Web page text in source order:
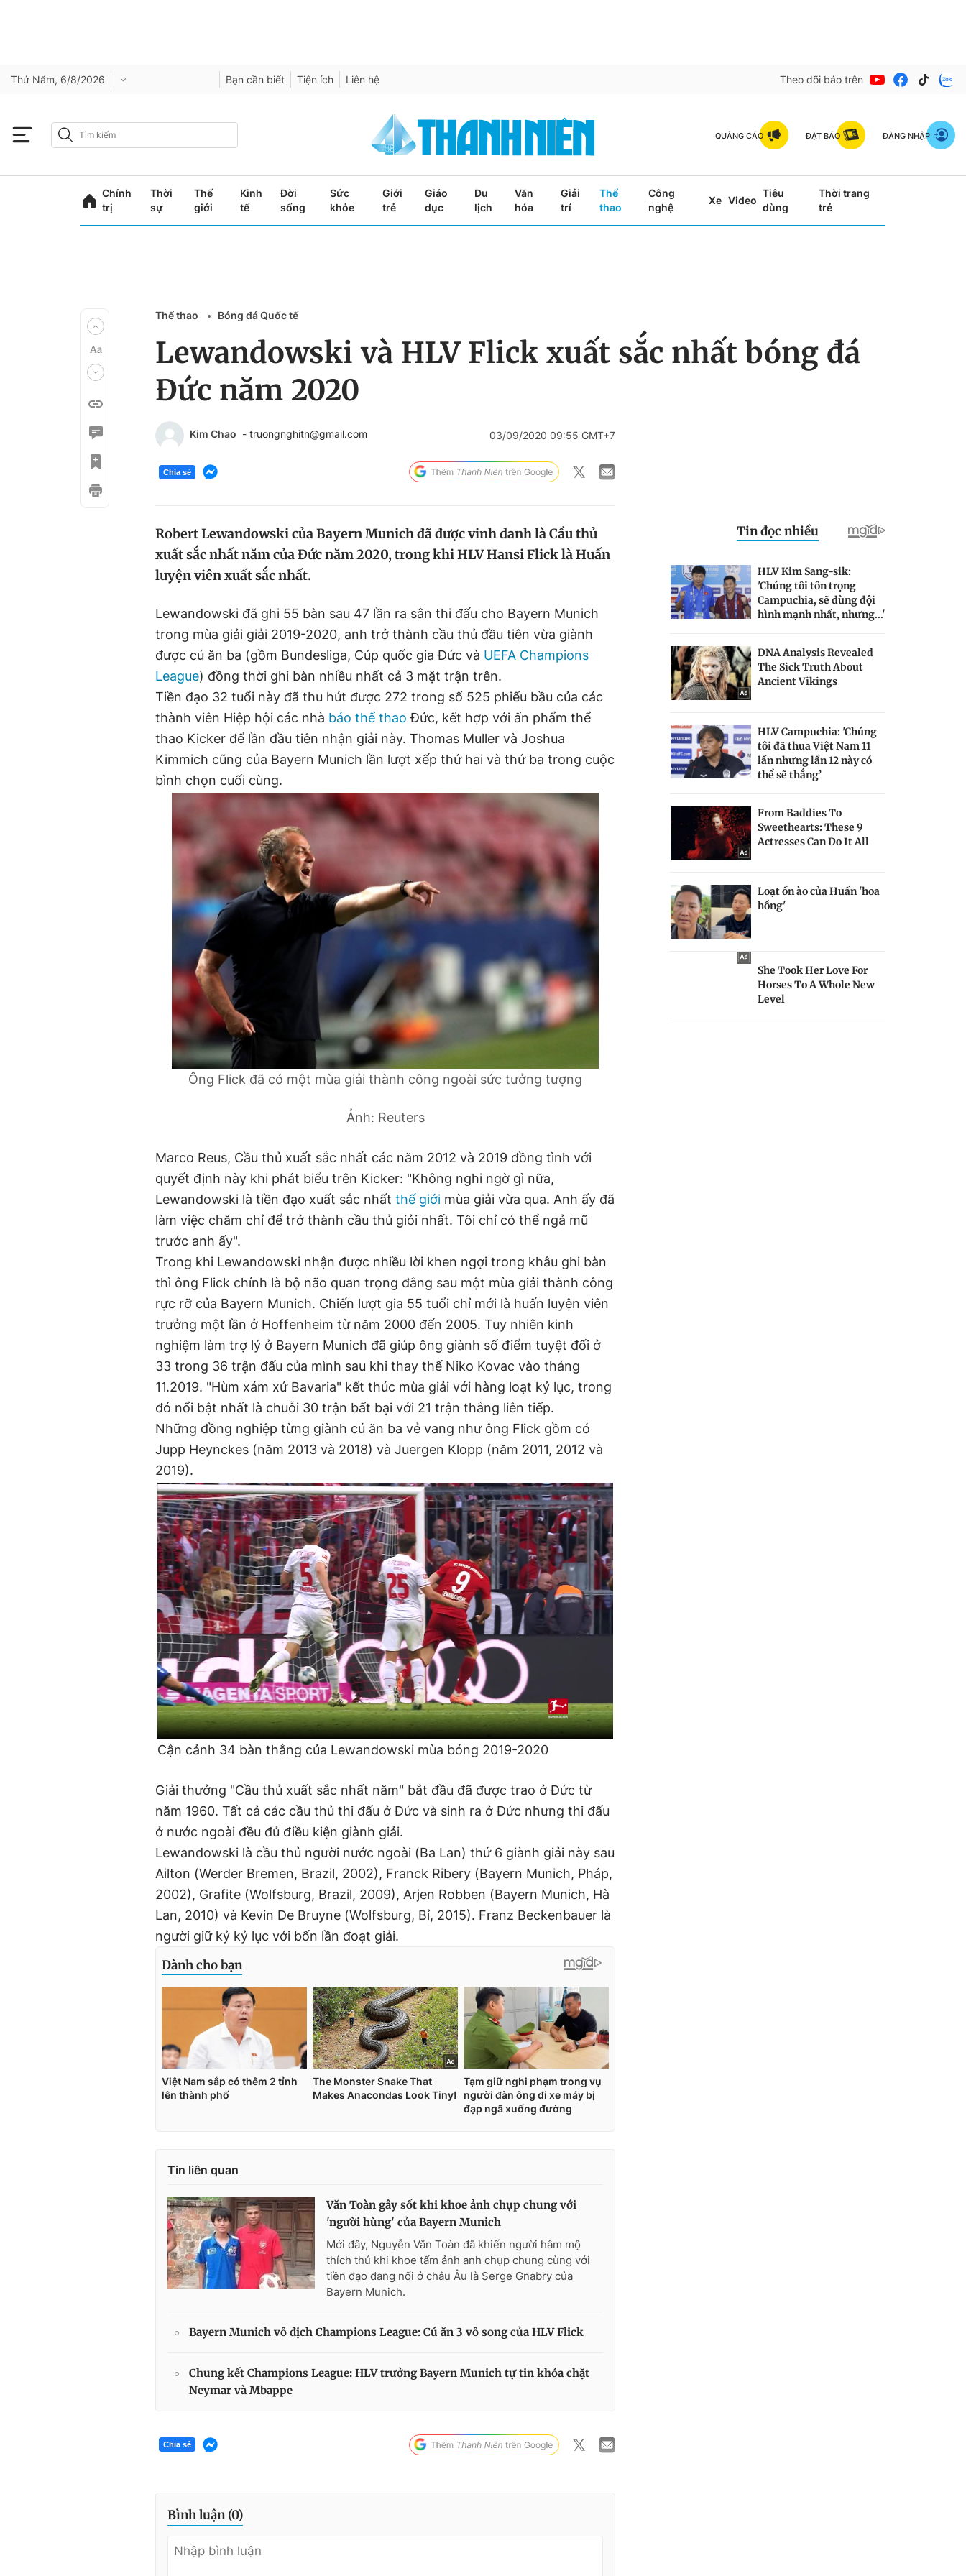
Thứ Năm, 6/8/2026 Bạn cần biết Tiện ích Liên hệ Theo dõi báo trên
QUẢNG CÁO ĐẶT BÁO ĐĂNG NHẬP
Chính
trị
Thời
sự
Thế
giới
Kinh
tế
Đời
sống
Sức
khỏe
Giới
trẻ
Giáo
dục
Du
lịch
Văn
hóa
Giải
trí
Thể
thao
Công
nghệ
Xe Video
Tiêu
dùng
Thời trang
trẻ
Thể thao Bóng đá Quốc tế
Lewandowski và HLV Flick xuất sắc nhất bóng đá
Đức năm 2020
Kim Chao - truongnghitn@gmail.com 03/09/2020 09:55 GMT+7
Chia sẻ
Robert Lewandowski của Bayern Munich đã được vinh danh là Cầu thủ
xuất sắc nhất năm của Đức năm 2020, trong khi HLV Hansi Flick là Huấn
luyện viên xuất sắc nhất.
Lewandowski đã ghi 55 bàn sau 47 lần ra sân thi đấu cho Bayern Munich
trong mùa giải giải 2019-2020, anh trở thành cầu thủ đầu tiên vừa giành
được cú ăn ba (gồm Bundesliga, Cúp quốc gia Đức và UEFA Champions
League) đồng thời ghi bàn nhiều nhất cả 3 mặt trận trên.
Tiền đạo 32 tuổi này đã thu hút được 272 trong số 525 phiếu bầu của các
thành viên Hiệp hội các nhà báo thể thao Đức, kết hợp với ấn phẩm thể
thao Kicker để lần đầu tiên nhận giải này. Thomas Muller và Joshua
Kimmich cũng của Bayern Munich lần lượt xếp thứ hai và thứ ba trong cuộc
bình chọn cuối cùng.
Ông Flick đã có một mùa giải thành công ngoài sức tưởng tượng
Ảnh: Reuters
Marco Reus, Cầu thủ xuất sắc nhất các năm 2012 và 2019 đồng tình với
quyết định này khi phát biểu trên Kicker: "Không nghi ngờ gì nữa,
Lewandowski là tiền đạo xuất sắc nhất thế giới mùa giải vừa qua. Anh ấy đã
làm việc chăm chỉ để trở thành cầu thủ giỏi nhất. Tôi chỉ có thể ngả mũ
trước anh ấy".
Trong khi Lewandowski nhận được nhiều lời khen ngợi trong khâu ghi bàn
thì ông Flick chính là bộ não quan trọng đằng sau một mùa giải thành công
rực rỡ của Bayern Munich. Chiến lượt gia 55 tuổi chỉ mới là huấn luyện viên
trưởng một lần ở Hoffenheim từ năm 2000 đến 2005. Tuy nhiên kinh
nghiệm làm trợ lý ở Bayern Munich đã giúp ông giành số điểm tuyệt đối ở
33 trong 36 trận đấu của mình sau khi thay thế Niko Kovac vào tháng
11.2019. "Hùm xám xứ Bavaria" kết thúc mùa giải với hàng loạt kỷ lục, trong
đó nổi bật nhất là chuỗi 30 trận bất bại với 21 trận thắng liên tiếp.
Những đồng nghiệp từng giành cú ăn ba vẻ vang như ông Flick gồm có
Jupp Heynckes (năm 2013 và 2018) và Juergen Klopp (năm 2011, 2012 và
2019).
Cận cảnh 34 bàn thắng của Lewandowski mùa bóng 2019-2020
Giải thưởng "Cầu thủ xuất sắc nhất năm" bắt đầu đã được trao ở Đức từ
năm 1960. Tất cả các cầu thủ thi đấu ở Đức và sinh ra ở Đức nhưng thi đấu
ở nước ngoài đều đủ điều kiện giành giải.
Lewandowski là cầu thủ người nước ngoài (Ba Lan) thứ 6 giành giải này sau
Ailton (Werder Bremen, Brazil, 2002), Franck Ribery (Bayern Munich, Pháp,
2002), Grafite (Wolfsburg, Brazil, 2009), Arjen Robben (Bayern Munich, Hà
Lan, 2010) và Kevin De Bruyne (Wolfsburg, Bỉ, 2015). Franz Beckenbauer là
người giữ kỷ kỷ lục với bốn lần đoạt giải.
Tin liên quan
Văn Toàn gây sốt khi khoe ảnh chụp chung với
'người hùng' của Bayern Munich
Mới đây, Nguyễn Văn Toàn đã khiến người hâm mộ
thích thú khi khoe tấm ảnh anh chụp chung cùng với
tiền đạo đang nổi ở châu Âu là Serge Gnabry của
Bayern Munich.
Bayern Munich vô địch Champions League: Cú ăn 3 vô song của HLV Flick
Chung kết Champions League: HLV trưởng Bayern Munich tự tin khóa chặt
Neymar và Mbappe
Chia sẻ
Bình luận (0)